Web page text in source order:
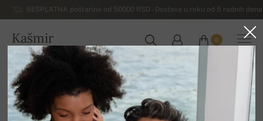
BESPLATNA poštarina od 50000 RSD - Dostava u roku od 5 radnih
Kašmir
SRBIJA
0
Početna